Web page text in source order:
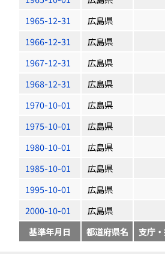
1965-12-31
広島県
1966-12-31
広島県
1967-12-31
広島県
1968-12-31
広島県
1970-10-01
広島県
1975-10-01
広島県
1980-10-01
広島県
1985-10-01
広島県
1995-10-01
広島県
2000-10-01
広島県
基準年月日
都道府県名 支庁